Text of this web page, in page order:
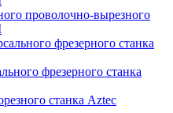
проволочно-вырезного
фрезерного станка